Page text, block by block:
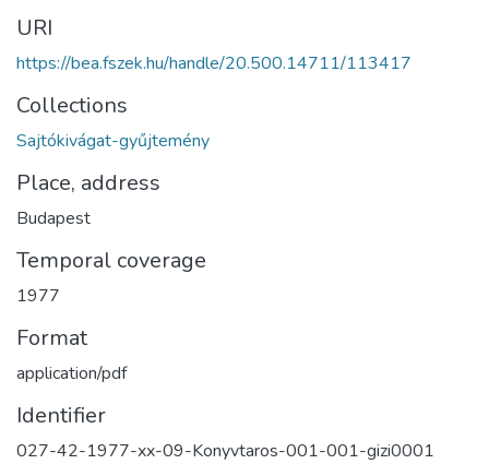
URI
https://bea.fszek.hu/handle/20.500.14711/113417
Collections
Sajtókivágat-gyűjtemény
Place, address
Budapest
Temporal coverage
1977
Format
application/pdf
Identifier
027-42-1977-xx-09-Konyvtaros-001-001-gizi0001